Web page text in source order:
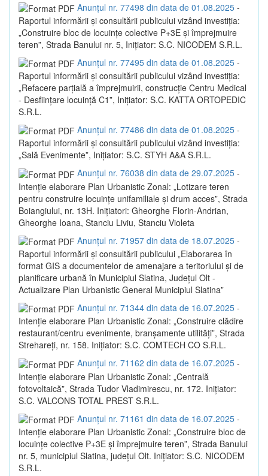
Anunțul nr. 77498 din data de 01.08.2025 -
Raportul informării și consultării publicului vizând investiția:
„Construire bloc de locuințe colective P+3E și împrejmuire
teren”, Strada Banului nr. 5, Inițiator: S.C. NICODEM S.R.L.
Anunțul nr. 77495 din data de 01.08.2025 -
Raportul informării și consultării publicului vizând investiția:
„Refacere parțială a împrejmuirii, construcție Centru Medical
- Desființare locuință C1”, Inițiator: S.C. KATTA ORTOPEDIC
S.R.L.
Anunțul nr. 77486 din data de 01.08.2025 -
Raportul informării și consultării publicului vizând investiția:
„Sală Evenimente”, Inițiator: S.C. STYH A&A S.R.L.
Anunțul nr. 76038 din data de 29.07.2025 -
Intenție elaborare Plan Urbanistic Zonal: „Lotizare teren
pentru construire locuințe unifamiliale și drum acces”, Strada
Boiangiului, nr. 13H. Inițiatori: Gheorghe Florin-Andrian,
Gheorghe Ioana, Stanciu Liviu, Stanciu Violeta
Anunțul nr. 71957 din data de 18.07.2025 -
Raportul informării și consultării publicului „Elaborarea în
format GIS a documentelor de amenajare a teritoriului și de
planificare urbană în Municipiul Slatina, Județul Olt -
Actualizare Plan Urbanistic General Municipiul Slatina”
Anunțul nr. 71344 din data de 16.07.2025 -
Intenție elaborare Plan Urbanistic Zonal: „Construire clădire
restaurant/centru evenimente, branșamente utilități”, Strada
Strehareți, nr. 158. Inițiator: S.C. COMTECH CO S.R.L.
Anunțul nr. 71162 din data de 16.07.2025 -
Intenție elaborare Plan Urbanistic Zonal: „Centrală
fotovoltaică”, Strada Tudor Vladimirescu, nr. 172. Inițiator:
S.C. VALCONS TOTAL PREST S.R.L.
Anunțul nr. 71161 din data de 16.07.2025 -
Intenție elaborare Plan Urbanistic Zonal: „Construire bloc de
locuințe colective P+3E și împrejmuire teren”, Strada Banului
nr. 5, municipiul Slatina, județul Olt. Inițiator: S.C. NICODEM
S.R.L.